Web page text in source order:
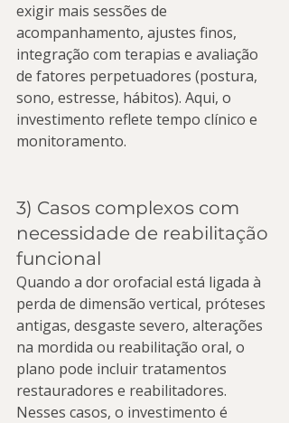
exigir mais sessões de
acompanhamento, ajustes finos,
integração com terapias e avaliação
de fatores perpetuadores (postura,
sono, estresse, hábitos). Aqui, o
investimento reflete tempo clínico e
monitoramento.
3) Casos complexos com
necessidade de reabilitação
funcional
Quando a dor orofacial está ligada à
perda de dimensão vertical, próteses
antigas, desgaste severo, alterações
na mordida ou reabilitação oral, o
plano pode incluir tratamentos
restauradores e reabilitadores.
Nesses casos, o investimento é